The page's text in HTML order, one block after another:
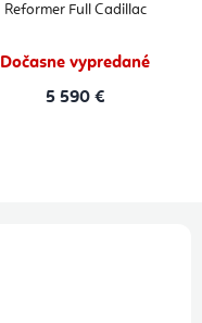
Reformer Full Cadillac
Dočasne vypredané
5 590 €